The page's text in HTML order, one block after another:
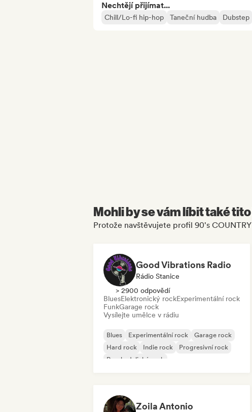
Nechtějí přijímat...
Chill/Lo-fi hip-hop Taneční hudba Dubstep
Mohli by se vám líbit také
Protože navštěvujete profil 90's
Good Vibrations Radio
Rádio Stanice
> 2900 odpovědí
BluesElektronický rockExperimentální rock
FunkGarage rock
Vysílejte umělce v rádiu
Blues Experimentální rock
Garage rock
Hard rock
Indie rock
Progresivní rock
Psychedelický rock
Zoila Antonio